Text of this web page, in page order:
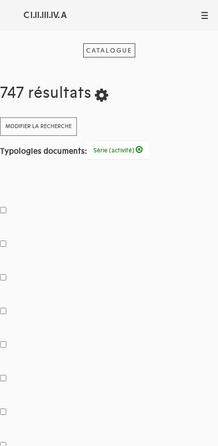
C I.II.III.IV. A III
CATALOGUE
747 résultats
MODIFIER LA RECHERCHE
Typologies documents: Série (activité)